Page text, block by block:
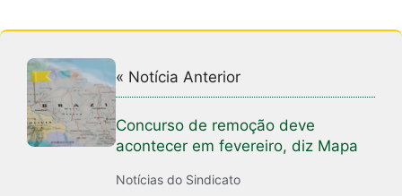
« Notícia Anterior
Concurso de remoção deve
acontecer em fevereiro, diz Mapa
Notícias do Sindicato